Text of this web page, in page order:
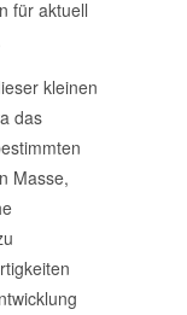
für aktuell
kleinen
das
Masse,